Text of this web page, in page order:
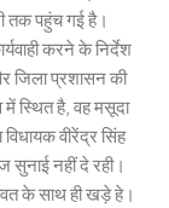
तक पहुंच गई है।
करने के निर्देश
जिला प्रशासन की
में स्थित है, वह मसूदा
वीरेंद्र सिंह
सुनाई नहीं दे रही।
के साथ ही खड़े हे।